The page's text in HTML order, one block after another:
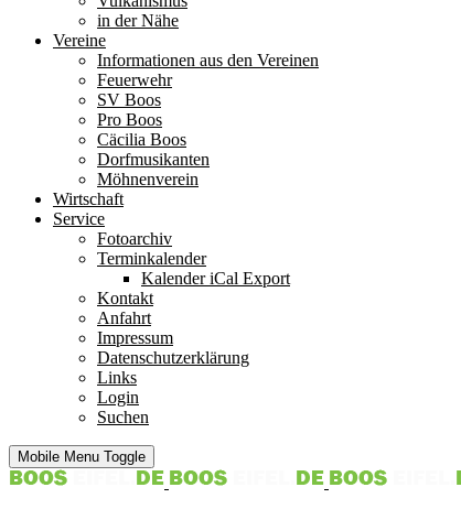
in der Nähe
Vereine
Informationen aus den Vereinen
Feuerwehr
SV Boos
Pro Boos
Cäcilia Boos
Dorfmusikanten
Möhnenverein
Wirtschaft
Service
Fotoarchiv
Terminkalender
Kalender iCal Export
Kontakt
Anfahrt
Impressum
Datenschutzerklärung
Links
Login
Suchen
Mobile Menu Toggle